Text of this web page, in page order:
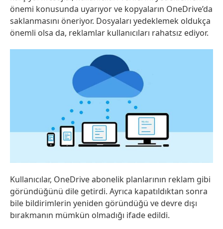
önemi konusunda uyarıyor ve kopyaların OneDrive’da
saklanmasını öneriyor. Dosyaları yedeklemek oldukça
önemli olsa da, reklamlar kullanıcıları rahatsız ediyor.
Kullanıcılar, OneDrive abonelik planlarının reklam gibi
göründüğünü dile getirdi. Ayrıca kapatıldıktan sonra
bile bildirimlerin yeniden göründüğü ve devre dışı
bırakmanın mümkün olmadığı ifade edildi.